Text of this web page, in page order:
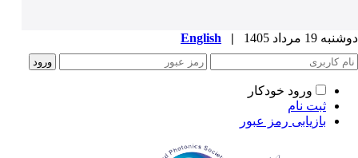
19 مرداد 1405 |
English
ورود خودکار
ثبت نام
بازیابی رمز عبور